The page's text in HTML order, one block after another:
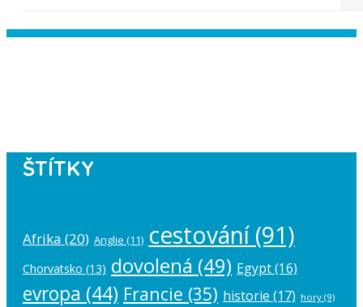
ŠTÍTKY
Afrika (20) Anglie (11) cestování(91)
Chorvatsko (13) dovolená (49) Egypt(16)
evropa (44) Francie (35) historie (17) hory (9)